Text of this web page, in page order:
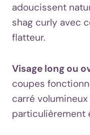
adoucissent
shag curly avec
flatteur.
Visage long ou
coupes
carré
particulièrement